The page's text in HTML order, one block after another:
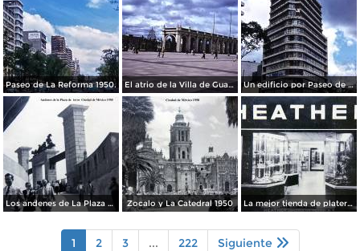
Paseo de La Reforma 1950. El atrio de la Villa de Guadalupe 1950. Un edificio por Paseo de La Reforma 1950
Los andenes de La Plaza de toros Ciudad de México 1950 Zocalo y La Catedral 1950 La mejor tienda de plateria.
1 2 3 ... 222 Siguiente